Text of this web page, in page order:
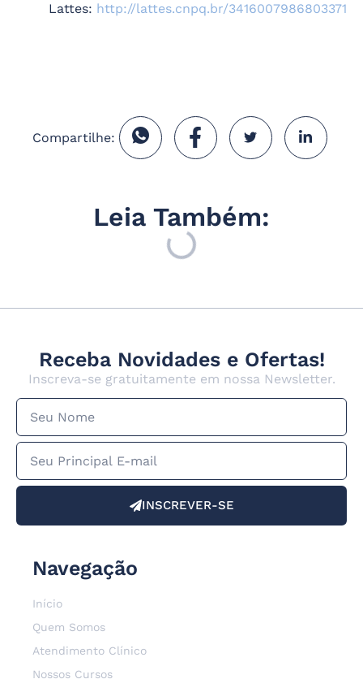
Lattes: http://lattes.cnpq.br/3416007986803371
Compartilhe:
Leia Também:
Receba Novidades e Ofertas!
Inscreva-se gratuitamente em nossa Newsletter.
INSCREVER-SE
Navegação
Início
Quem Somos
Atendimento Clínico
Nossos Cursos